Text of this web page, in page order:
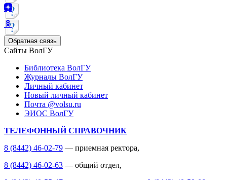
Обратная связь
Сайты ВолГУ
Библиотека ВолГУ
Журналы ВолГУ
Личный кабинет
Новый личный кабинет
Почта @volsu.ru
ЭИОС ВолГУ
ТЕЛЕФОННЫЙ СПРАВОЧНИК
8 (8442) 46-02-79 — приемная ректора,
8 (8442) 46-02-63 — общий отдел,